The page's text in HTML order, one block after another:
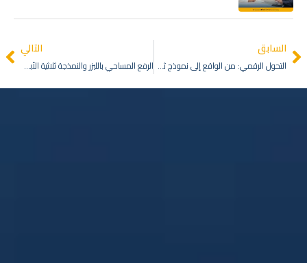
السابق
التحول الرقمي: من الواقع إلى نموذج ثلاثي الأبعاد والتوائم الرقمية
التالي
الرفع المساحي بالليزر والنمذجة ثلاثية الأبعاد: بيانات دقيقة لإدارة المساحات التجارية